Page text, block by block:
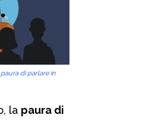
di parlare in
la paura di